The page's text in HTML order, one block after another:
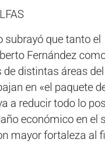
subrayó que tanto el
Fernández
distintas áreas del
en «el paquete
a reducir todo lo
económico en el
mayor fortaleza al